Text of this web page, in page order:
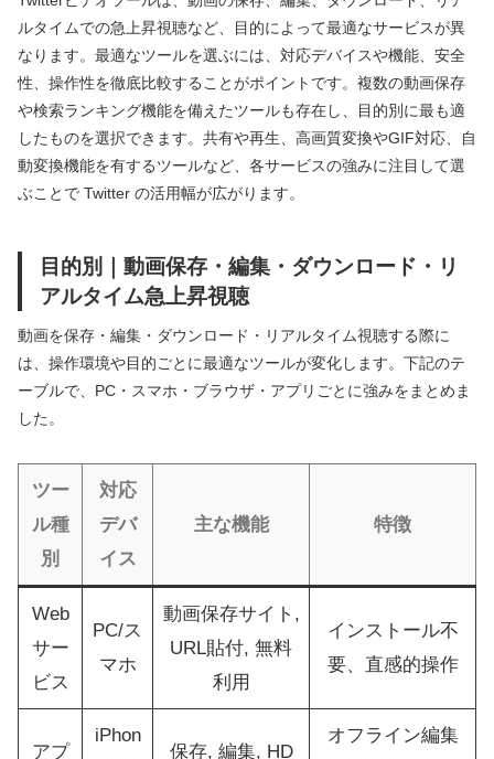
ルタイムでの急上昇視聴など、目的によって最適なサービスが異
なります。最適なツールを選ぶには、対応デバイスや機能、安全
性、操作性を徹底比較することがポイントです。複数の動画保存
や検索ランキング機能を備えたツールも存在し、目的別に最も適
したものを選択できます。共有や再生、高画質変換やGIF対応、自
動変換機能を有するツールなど、各サービスの強みに注目して選
ぶことで Twitter の活用幅が広がります。
目的別｜動画保存・編集・ダウンロード・リ
アルタイム急上昇視聴
動画を保存・編集・ダウンロード・リアルタイム視聴する際に
は、操作環境や目的ごとに最適なツールが変化します。下記のテ
ーブルで、PC・スマホ・ブラウザ・アプリごとに強みをまとめま
した。
ツー
ル種
別
対応
デバ
イス
主な機能 特徴
Web
サー
ビス
PC/ス
マホ
動画保存サイト,
URL貼付, 無料
利用
インストール不
要、直感的操作
アプ
iPhon
保存, 編集, HD
オフライン編集